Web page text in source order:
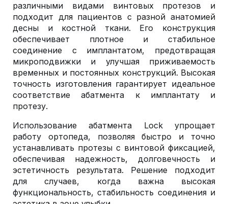
различными видами винтовых протезов и
подходит для пациентов с разной анатомией
десны и костной ткани. Его конструкция
обеспечивает плотное и стабильное
соединение с имплантатом, предотвращая
микроподвижки и улучшая приживаемость
временных и постоянных конструкций. Высокая
точность изготовления гарантирует идеальное
соответствие абатмента к имплантату и
протезу.
Использование абатмента Lock упрощает
работу ортопеда, позволяя быстро и точно
устанавливать протезы с винтовой фиксацией,
обеспечивая надежность, долговечность и
эстетичность результата. Решение подходит
для случаев, когда важна высокая
функциональность, стабильность соединения и